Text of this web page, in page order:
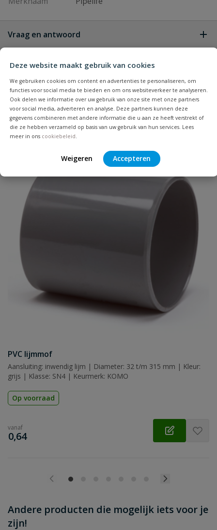
Deze website maakt gebruik van cookies
We gebruiken cookies om content en advertenties te personaliseren, om
functies voor social media te bieden en om ons websiteverkeer te analyseren.
Ook delen we informatie over uw gebruik van onze site met onze partners
voor social media, adverteren en analyse. Deze partners kunnen deze
gegevens combineren met andere informatie die u aan ze heeft verstrekt of
die ze hebben verzameld op basis van uw gebruik van hun services. Lees
meer in ons cookiebeleid
Weigeren Accepteren
Vraag en antwoord
Heb je zelf ook een vraag over
dit product?
Stel jouw
vraag
Beoordelingen
Schrijf zelf een beoordeling
Je beoordeelt:PVC lijmmof 160 mm
Naam
Samenvatting
Beoordeling
Beoordeling versturen
Bijpassende producten
PVC lijmmof
Aansluiting: inwendig lijm | Diameter: 32 t/m 315 mm | Kleur:
grijs | Klasse: SN4 | Keurmerk: KOMO
Op voorraad
vanaf
€
0,64
Andere producten die mogelijk iets voor je
zijn!